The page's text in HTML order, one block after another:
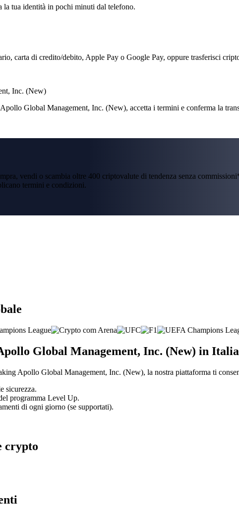
tua identità in pochi minuti dal telefono.
carta di credito/debito, Apple Pay o Google Pay, oppure trasferisci
Inc. (New)
Global Management, Inc. (New), accetta i termini e conferma la
vendi o scambia oltre 400 criptovalute di tendenza senza
termini e condizioni.
Global Management, Inc. (New) in Italia
Apollo Global Management, Inc. (New), la nostra piattaforma ti
sicurezza.
programma Level Up.
di ogni giorno (se supportati).
crypto